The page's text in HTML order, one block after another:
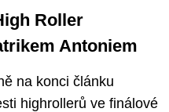
Roller
Antoniem
na konci článku
highrollerů ve finálové